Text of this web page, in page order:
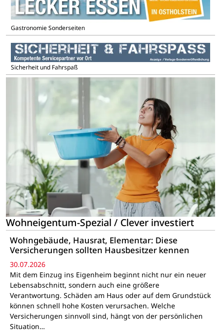
Gastronomie Sonderseiten
Sicherheit und Fahrspaß
Wohneigentum-Spezial / Clever investiert
Wohngebäude, Hausrat, Elementar: Diese
Versicherungen sollten Hausbesitzer kennen
30.07.2026
Mit dem Einzug ins Eigenheim beginnt nicht nur ein neuer
Lebensabschnitt, sondern auch eine größere
Verantwortung. Schäden am Haus oder auf dem Grundstück
können schnell hohe Kosten verursachen. Welche
Versicherungen sinnvoll sind, hängt von der persönlichen
Situation…